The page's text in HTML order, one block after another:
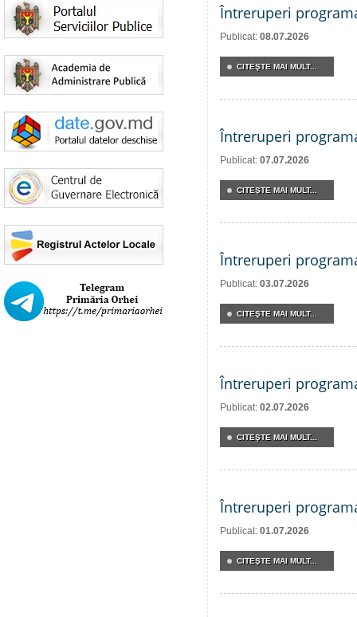
Întreruperi
Publicat: 08.07.2026
CITEŞTE MAI MULT...
Întreruperi
Publicat: 07.07.2026
CITEŞTE MAI MULT...
Întreruperi
Publicat: 03.07.2026
CITEŞTE MAI MULT...
Întreruperi
Publicat: 02.07.2026
CITEŞTE MAI MULT...
Întreruperi
Publicat: 01.07.2026
CITEŞTE MAI MULT...